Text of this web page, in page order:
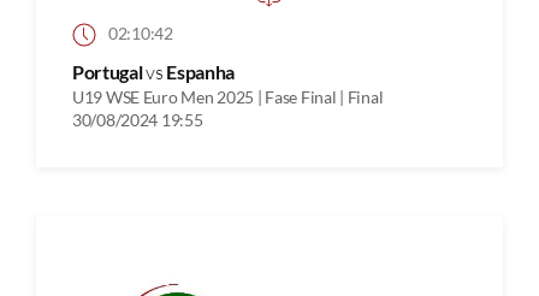
02:10:42
Portugalvs Espanha
U19 WSE Euro Men 2025 | Fase Final | Final
30/08/2024 19:55